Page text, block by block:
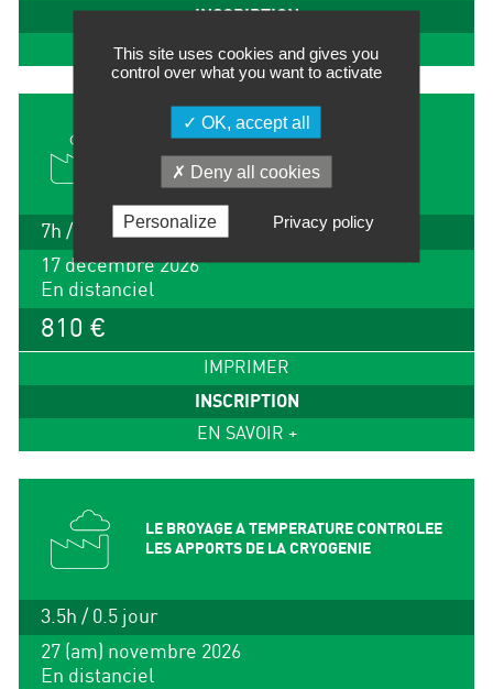
INSCRIPTION
EN SAVOIR +
ON-LINE POWDER MEASUREMENT –
SESSION IN ENGLISH
7h / 1 jour
17 décembre 2026
En distanciel
810 €
IMPRIMER
INSCRIPTION
EN SAVOIR +
LE BROYAGE A TEMPERATURE CONTROLEE
LES APPORTS DE LA CRYOGENIE
3.5h / 0.5 jour
27 (am) novembre 2026
En distanciel
This site uses cookies and gives you
control over what you want to activate
OK, accept all
Deny all cookies
Personalize Privacy policy